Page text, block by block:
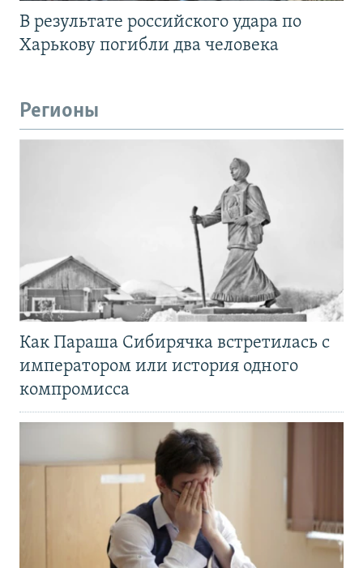
В результате российского удара по
Харькову погибли два человека
Регионы
Как Параша Сибирячка встретилась с
императором или история одного
компромисса